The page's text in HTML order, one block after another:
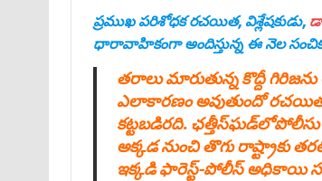
ప్రముఖ పరిశోధక రచయిత, విశ్లేషకుడు,
ధారావాహికంగా అందిస్తున్న ఈ నెల
తరాలు మారుతున్న కొద్దీ
ఎలాకారణం అవుతుందో రచయిత
కట్టబడిరది. ఛత్తీస్‌ఘడ్‌లోపోలీసు
అక్కడ నుంచి తొగు రాష్ట్రాకు
ఇక్కడి ఫారెస్ట్‌-పోలీస్‌ అధికాయి